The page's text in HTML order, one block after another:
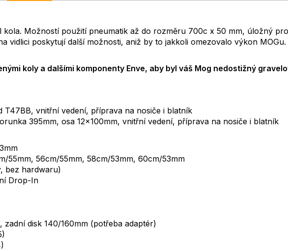
kola. Možností použití pneumatik až do rozměru 700c x 50 mm, úložný
vidlici poskytují další možnosti, aniž by to jakkoli omezovalo výkon MOGu.
koly a dalšími komponenty Enve, aby byl váš Mog nedostižný
T47BB, vnitřní vedení, příprava na nosiče i blatník
395mm, osa 12x100mm, vnitřní vedení, příprava na nosiče i blatník
55mm, 56cm/55mm, 58cm/53mm, 60cm/53mm
bez hardwaru)
Drop-In
disk 140/160mm (potřeba adaptér)